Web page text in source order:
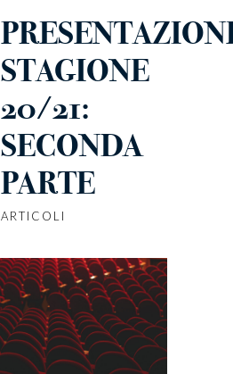
STAGIONE
20/21:
SECONDA
PARTE
ARTICOLI